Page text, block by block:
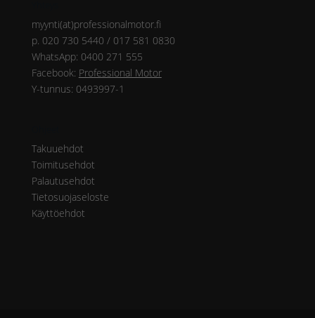
myynti(at)professionalmotor.fi
p. 020 730 5440 / 017 581 0830
WhatsApp: 0400 271 555
Facebook: Professional Motor
Y-tunnus: 0493997-1
Takuuehdot
Toimitusehdot
Palautusehdot
Tietosuojaseloste
Käyttöehdot